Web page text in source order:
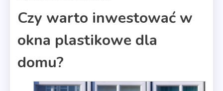
Czy warto inwestować w
okna plastikowe dla
domu?